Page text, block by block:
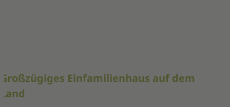
Großzügiges Einfamilienhaus auf dem
Land